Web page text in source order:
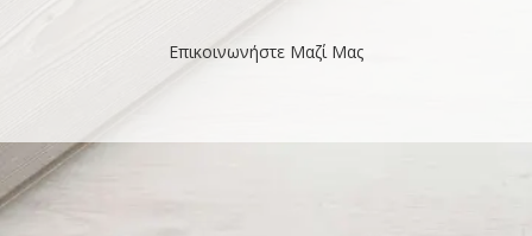
Επικοινωνήστε Μαζί Μας